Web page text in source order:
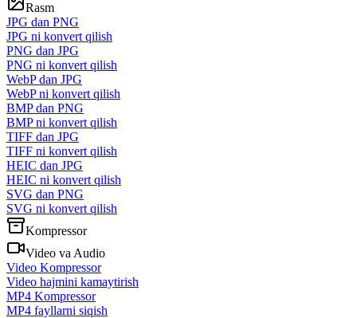
Rasm
JPG dan PNG
JPG ni konvert qilish
PNG dan JPG
PNG ni konvert qilish
WebP dan JPG
WebP ni konvert qilish
BMP dan PNG
BMP ni konvert qilish
TIFF dan JPG
TIFF ni konvert qilish
HEIC dan JPG
HEIC ni konvert qilish
SVG dan PNG
SVG ni konvert qilish
Kompressor
Video va Audio
Video Kompressor
Video hajmini kamaytirish
MP4 Kompressor
MP4 fayllarni siqish